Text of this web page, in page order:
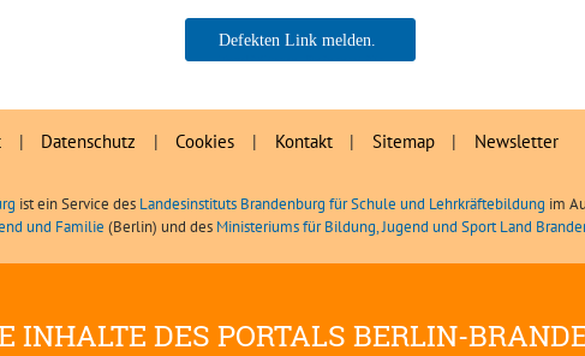
Toralf Starke, Referent für
| Datenschutz | Cookies | Kontakt | Sitemap | Newsletter
ist ein Service des Landesinstituts Brandenburg für Schule und Lehrkräftebildung im
und Familie (Berlin) und des Ministeriums für Bildung, Jugend und Sport Land
INHALTE DES PORTALS BERLIN-